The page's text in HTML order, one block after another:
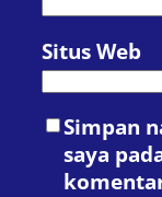
Situs Web
Simpan
saya